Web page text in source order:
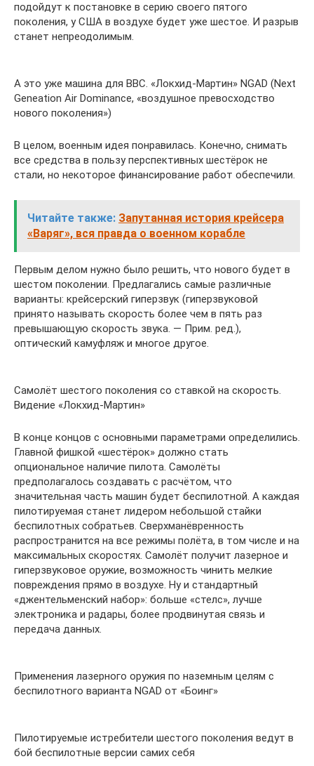
подойдут к постановке в серию своего пятого
поколения, у США в воздухе будет уже шестое. И разрыв
станет непреодолимым.
А это уже машина для ВВС. «Локхид-Мартин» NGAD (Next
Geneation Air Dominance, «воздушное превосходство
нового поколения»)
В целом, военным идея понравилась. Конечно, снимать
все средства в пользу перспективных шестёрок не
стали, но некоторое финансирование работ обеспечили.
Читайте также: Запутанная история крейсера
«Варяг», вся правда о военном корабле
Первым делом нужно было решить, что нового будет в
шестом поколении. Предлагались самые различные
варианты: крейсерский гиперзвук (гиперзвуковой
принято называть скорость более чем в пять раз
превышающую скорость звука. — Прим. ред.),
оптический камуфляж и многое другое.
Самолёт шестого поколения со ставкой на скорость.
Видение «Локхид-Мартин»
В конце концов с основными параметрами определились.
Главной фишкой «шестёрок» должно стать
опциональное наличие пилота. Самолёты
предполагалось создавать с расчётом, что
значительная часть машин будет беспилотной. А каждая
пилотируемая станет лидером небольшой стайки
беспилотных собратьев. Сверхманёвренность
распространится на все режимы полёта, в том числе и на
максимальных скоростях. Самолёт получит лазерное и
гиперзвуковое оружие, возможность чинить мелкие
повреждения прямо в воздухе. Ну и стандартный
«джентельменский набор»: больше «стелс», лучше
электроника и радары, более продвинутая связь и
передача данных.
Применения лазерного оружия по наземным целям с
беспилотного варианта NGAD от «Боинг»
Пилотируемые истребители шестого поколения ведут в
бой беспилотные версии самих себя